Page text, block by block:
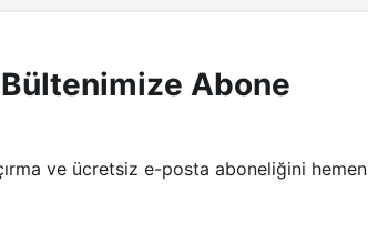
Abone
ve ücretsiz e-posta aboneliğini hemen